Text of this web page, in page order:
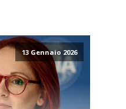
13 Gennaio 2026